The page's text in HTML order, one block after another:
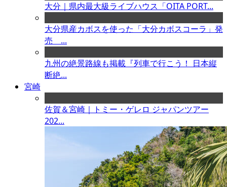
大分｜県内最大級ライブハウス「OITA PORT...
大分県産カボスを使った「大分カボスコーラ」発
売 ...
九州の絶景路線も掲載『列車で行こう！ 日本縦
断絶...
宮崎
佐賀＆宮崎｜トミー・ゲレロ ジャパンツアー
202...